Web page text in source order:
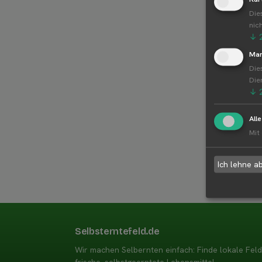
Selbsterntefeld.de
Wir machen Selbernten einfach: Finde lokale
↓
↓
Mit
Ich lehne